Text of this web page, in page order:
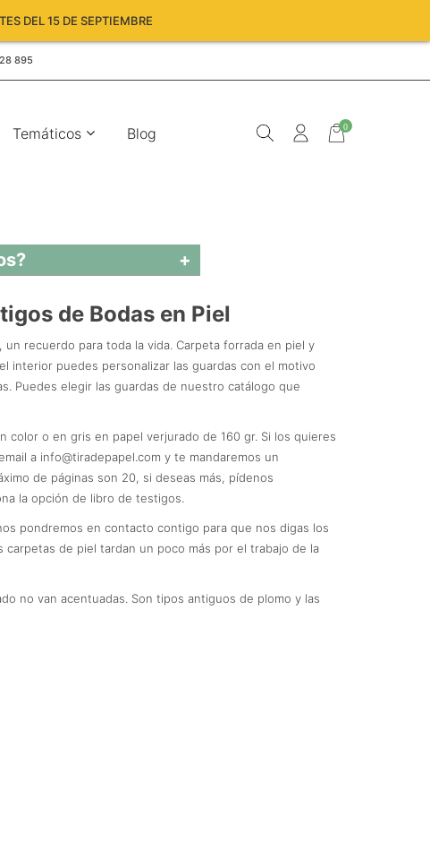
DEL 15 DE SEPTIEMBRE
895
0
Temáticos Blog
de Bodas en Piel
un recuerdo para toda la vida. Carpeta forrada en piel y
interior puedes personalizar las guardas con el motivo
Puedes elegir las guardas de nuestro catálogo que
color o en gris en papel verjurado de 160 gr. Si los quieres
a info@tiradepapel.com y te mandaremos un
de páginas son 20, si deseas más, pídenos
la opción de libro de testigos.
pondremos en contacto contigo para que nos digas los
carpetas de piel tardan un poco más por el trabajo de la
no van acentuadas. Son tipos antiguos de plomo y las